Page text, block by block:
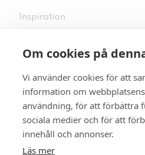
Om cookies på
Vi använder cookies för att
information om
användning, för att förbättra
sociala medier och för att
innehåll och annonser.
Läs mer
Inspiration
Följ oss på sociala medier
Se mer skor: skopunkten.se